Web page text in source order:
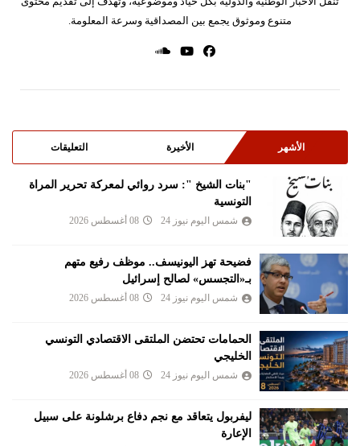
متنوع وموثوق يجمع بين المصداقية وسرعة المعلومة.
الأشهر الأخيرة التعليقات
"بنات الشيخ ": سرد روائي لمعركة تحرير المراة
التونسية
شمس اليوم نيوز 24 08 أغسطس 2026
فضيحة تهز اليونيسف.. موظف رفيع متهم
بـ«التجسس» لصالح إسرائيل
شمس اليوم نيوز 24 08 أغسطس 2026
الحمامات تحتضن الملتقى الاقتصادي التونسي
الخليجي
شمس اليوم نيوز 24 08 أغسطس 2026
ليفربول يتعاقد مع نجم دفاع برشلونة على سبيل
الإعارة